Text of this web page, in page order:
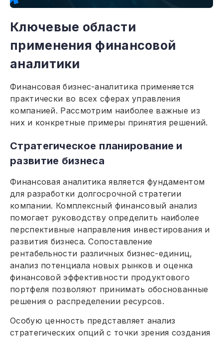
Ключевые области
применения финансовой
аналитики
Финансовая бизнес-аналитика применяется
практически во всех сферах управления
компанией. Рассмотрим наиболее важные из
них и конкретные примеры принятия решений.
Стратегическое планирование и
развитие бизнеса
Финансовая аналитика является фундаментом
для разработки долгосрочной стратегии
компании. Комплексный финансовый анализ
помогает руководству определить наиболее
перспективные направления инвестирования и
развития бизнеса. Сопоставление
рентабельности различных бизнес-единиц,
анализ потенциала новых рынков и оценка
финансовой эффективности продуктового
портфеля позволяют принимать обоснованные
решения о распределении ресурсов.
Особую ценность представляет анализ
стратегических опций с точки зрения создания